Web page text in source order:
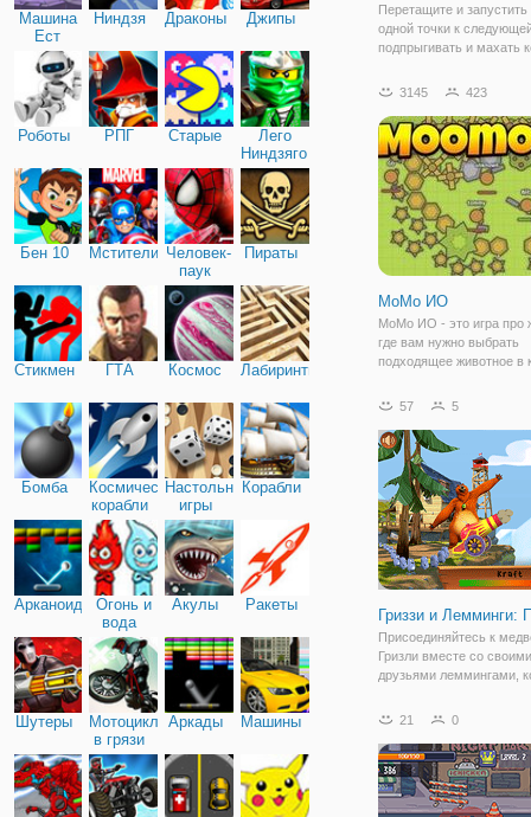
Машина
Ест
Машину
Ниндзя Драконы Джипы
Роботы РПГ Старые
Лего
Ниндзяго
Бен 10 Мстители Человек-
паук
Пираты
Стикмен ГТА Космос Лабиринты
Бомба
Космические
корабли
Настольные
игры
Корабли
Арканоид
Огонь и
вода
Акулы Ракеты
Шутеры
Мотоциклы
в грязи
Аркады Машины
Перетащите и запустить
одной точки к
подпрыгивать и махать
монеты, чтобы
Мистер краб, осьминог,
иностранец, и
3145 423
МоМо ИО
МоМо ИО - это игра про
где вам нужно выбрать
подходящее животное в
на лужайку! На выбор,
и множество других
После того, как
57 5
Гриззи и Лемминги:
Присоединяйтесь к
Гризли вместе со своими
друзьями леммингами,
пушек. Они построили
дальность выстрела.
угол и мощность с
мыши
21 0